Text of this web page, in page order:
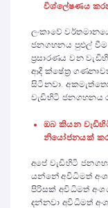
විශ්ලේෂණය
ලංකාවේ
ජනගහනය පුළුල් වීම
ප්‍රසාරණය වන
ආදි ක්ෂේත්‍ර
සිටිනවා.
වැඩිහිටි ජනගහනය
ඔබ කියන
නියෝජනයක්
අපේ වැඩිහිටි
යන්නේ අවිධිමත්
පිරිසක් අවිධිමත්
දන්නවා අවිධිමත්